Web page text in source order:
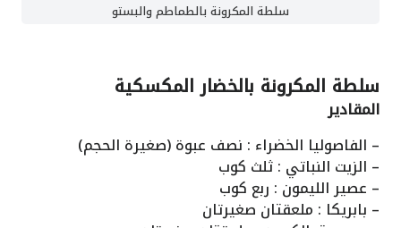
سلطة المكرونة بالطماطم والبستو
سلطة المكرونة بالخضار المكسكية
المقادير
– الفاصوليا الخضراء : نصف عبوة (صغيرة الحجم)
– الزيت النباتي : ثلث كوب
– عصير الليمون : ربع كوب
– بابريكا : ملعقتان صغيرتان